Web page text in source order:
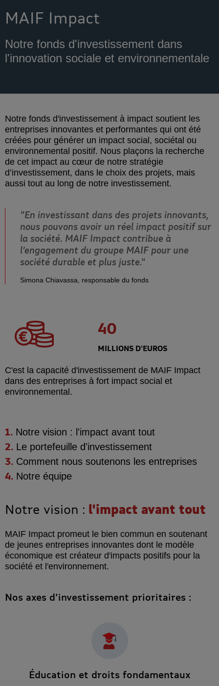
MAIF Impact
Notre fonds d'investissement dans
l'innovation sociale et environnementale
Notre fonds d'investissement à impact soutient les
entreprises innovantes et performantes qui ont été
créées pour générer un impact social, sociétal ou
environnemental positif. Nous plaçons la recherche
de cet impact au cœur de notre stratégie
d’investissement, dans le choix des projets, mais
aussi tout au long de notre investissement.
"En investissant dans des projets innovants,
nous pouvons avoir un réel impact positif sur
la société. MAIF Impact contribue à
l’engagement du groupe MAIF pour une
société durable et plus juste."
Simona Chiavassa, responsable du fonds
40
MILLIONS D'EUROS
C'est la capacité d'investissement de MAIF Impact
dans des entreprises à fort impact social et
environnemental.
Notre vision : l'impact avant tout
Le portefeuille d'investissement
Comment nous soutenons les entreprises
Notre équipe
Notre vision : l'impact avant tout
MAIF Impact promeut le bien commun en soutenant
de jeunes entreprises innovantes dont le modèle
économique est créateur d'impacts positifs pour la
société et l'environnement.
Nos axes d'investissement prioritaires :
Éducation et droits fondamentaux